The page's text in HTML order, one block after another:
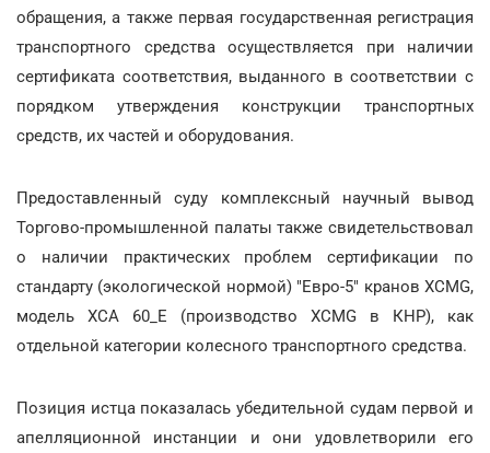
обращения, а также первая государственная регистрация
транспортного средства осуществляется при наличии
сертификата соответствия, выданного в соответствии с
порядком утверждения конструкции транспортных
средств, их частей и оборудования.
Предоставленный суду комплексный научный вывод
Торгово-промышленной палаты также свидетельствовал
о наличии практических проблем сертификации по
стандарту (экологической нормой) "Евро-5" кранов ХСМG,
модель XCA 60_E (производство ХСМG в КНР), как
отдельной категории колесного транспортного средства.
Позиция истца показалась убедительной судам первой и
апелляционной инстанции и они удовлетворили его